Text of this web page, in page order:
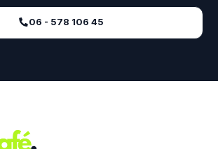
06 - 578 106 45‬